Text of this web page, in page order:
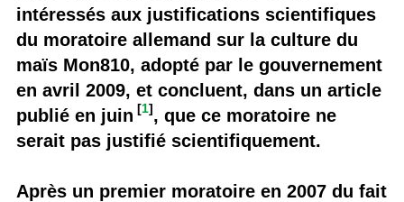
intéressés aux justifications scientifiques
du moratoire allemand sur la culture du
maïs Mon810, adopté par le gouvernement
en avril 2009, et concluent, dans un article
publié en juin [1], que ce moratoire ne
serait pas justifié scientifiquement.
Après un premier moratoire en 2007 du fait